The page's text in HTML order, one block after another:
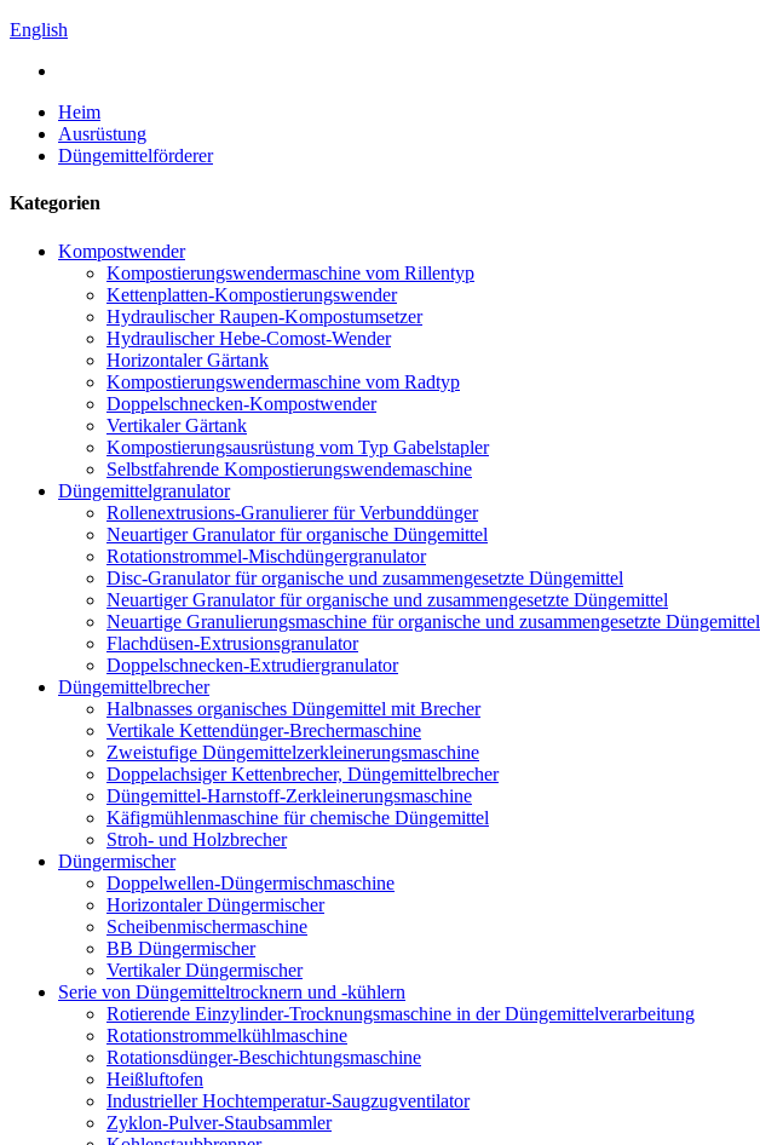
English
Heim
Ausrüstung
Düngemittelförderer
Kategorien
Kompostwender
Kompostierungswendermaschine vom Rillentyp
Kettenplatten-Kompostierungswender
Hydraulischer Raupen-Kompostumsetzer
Hydraulischer Hebe-Comost-Wender
Horizontaler Gärtank
Kompostierungswendermaschine vom Radtyp
Doppelschnecken-Kompostwender
Vertikaler Gärtank
Kompostierungsausrüstung vom Typ Gabelstapler
Selbstfahrende Kompostierungswendemaschine
Düngemittelgranulator
Rollenextrusions-Granulierer für Verbunddünger
Neuartiger Granulator für organische Düngemittel
Rotationstrommel-Mischdüngergranulator
Disc-Granulator für organische und zusammengesetzte Düngemittel
Neuartiger Granulator für organische und zusammengesetzte Düngemittel
Neuartige Granulierungsmaschine für organische und zusammengesetzte Düngemittel
Flachdüsen-Extrusionsgranulator
Doppelschnecken-Extrudiergranulator
Düngemittelbrecher
Halbnasses organisches Düngemittel mit Brecher
Vertikale Kettendünger-Brechermaschine
Zweistufige Düngemittelzerkleinerungsmaschine
Doppelachsiger Kettenbrecher, Düngemittelbrecher
Düngemittel-Harnstoff-Zerkleinerungsmaschine
Käfigmühlenmaschine für chemische Düngemittel
Stroh- und Holzbrecher
Düngermischer
Doppelwellen-Düngermischmaschine
Horizontaler Düngermischer
Scheibenmischermaschine
BB Düngermischer
Vertikaler Düngermischer
Serie von Düngemitteltrocknern und -kühlern
Rotierende Einzylinder-Trocknungsmaschine in der Düngemittelverarbeitung
Rotationstrommelkühlmaschine
Rotationsdünger-Beschichtungsmaschine
Heißluftofen
Industrieller Hochtemperatur-Saugzugventilator
Zyklon-Pulver-Staubsammler